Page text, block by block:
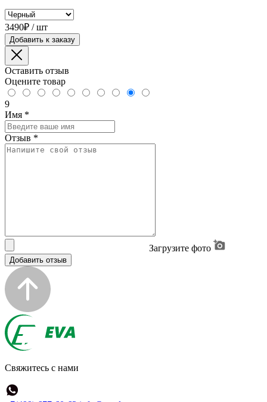
3490₽ / шт
Добавить к заказу
Оставить отзыв
Оцените товар
9
Имя *
Отзыв *
Загрузите фото
Добавить отзыв
Свяжитесь с нами